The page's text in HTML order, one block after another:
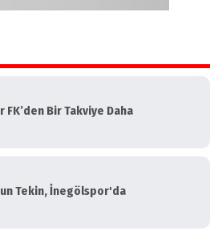
FK’den Bir Takviye Daha
Tekin, İnegölspor'da